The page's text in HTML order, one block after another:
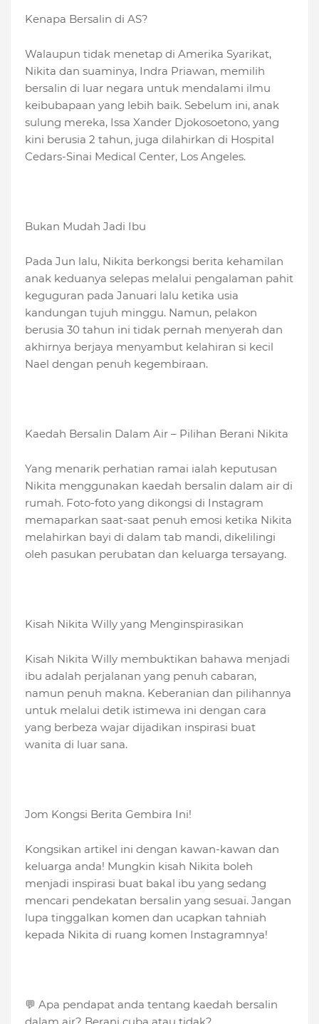
Kenapa Bersalin di AS?
Walaupun tidak menetap di Amerika Syarikat,
Nikita dan suaminya, Indra Priawan, memilih
bersalin di luar negara untuk mendalami ilmu
keibubapaan yang lebih baik. Sebelum ini, anak
sulung mereka, Issa Xander Djokosoetono, yang
kini berusia 2 tahun, juga dilahirkan di Hospital
Cedars-Sinai Medical Center, Los Angeles.
Bukan Mudah Jadi Ibu
Pada Jun lalu, Nikita berkongsi berita kehamilan
anak keduanya selepas melalui pengalaman pahit
keguguran pada Januari lalu ketika usia
kandungan tujuh minggu. Namun, pelakon
berusia 30 tahun ini tidak pernah menyerah dan
akhirnya berjaya menyambut kelahiran si kecil
Nael dengan penuh kegembiraan.
Kaedah Bersalin Dalam Air – Pilihan Berani Nikita
Yang menarik perhatian ramai ialah keputusan
Nikita menggunakan kaedah bersalin dalam air di
rumah. Foto-foto yang dikongsi di Instagram
memaparkan saat-saat penuh emosi ketika Nikita
melahirkan bayi di dalam tab mandi, dikelilingi
oleh pasukan perubatan dan keluarga tersayang.
Kisah Nikita Willy yang Menginspirasikan
Kisah Nikita Willy membuktikan bahawa menjadi
ibu adalah perjalanan yang penuh cabaran,
namun penuh makna. Keberanian dan pilihannya
untuk melalui detik istimewa ini dengan cara
yang berbeza wajar dijadikan inspirasi buat
wanita di luar sana.
Jom Kongsi Berita Gembira Ini!
Kongsikan artikel ini dengan kawan-kawan dan
keluarga anda! Mungkin kisah Nikita boleh
menjadi inspirasi buat bakal ibu yang sedang
mencari pendekatan bersalin yang sesuai. Jangan
lupa tinggalkan komen dan ucapkan tahniah
kepada Nikita di ruang komen Instagramnya!
💬 Apa pendapat anda tentang kaedah bersalin